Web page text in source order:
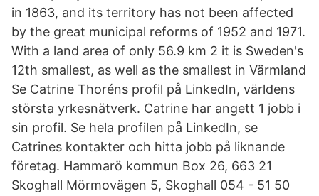
in 1863, and its territory has not been affected
by the great municipal reforms of 1952 and 1971.
With a land area of only 56.9 km 2 it is Sweden's
12th smallest, as well as the smallest in Värmland
Se Catrine Thoréns profil på LinkedIn, världens
största yrkesnätverk. Catrine har angett 1 jobb i
sin profil. Se hela profilen på LinkedIn, se
Catrines kontakter och hitta jobb på liknande
företag. Hammarö kommun Box 26, 663 21
Skoghall Mörmovägen 5, Skoghall 054 - 51 50